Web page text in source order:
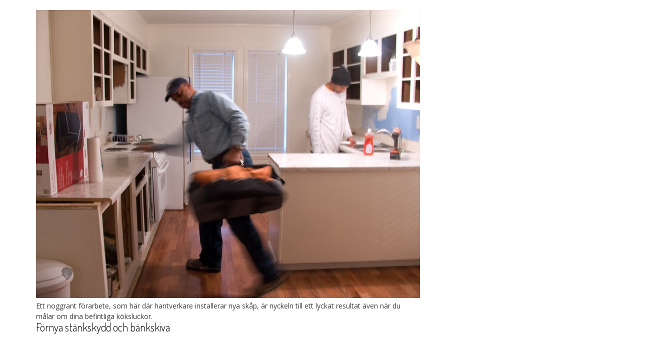
Ett noggrant förarbete, som här där hantverkare installerar nya skåp, är nyckeln till ett lyckat resultat även när du
målar om dina befintliga köksluckor.
Förnya stänkskydd och bänkskiva